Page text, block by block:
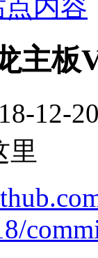
内容
主板
12-
里